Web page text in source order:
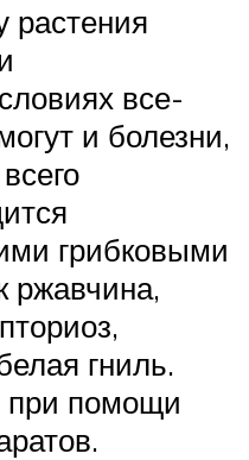
растения
все-
и болезни,
грибковыми
ржавчина,
гниль.
при помощи